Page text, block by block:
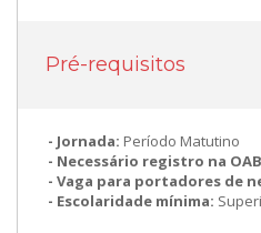
Pré-requisitos
Jornada: Período Matutino
Necessário registro na
Vaga para portadores de
Escolaridade mínima: